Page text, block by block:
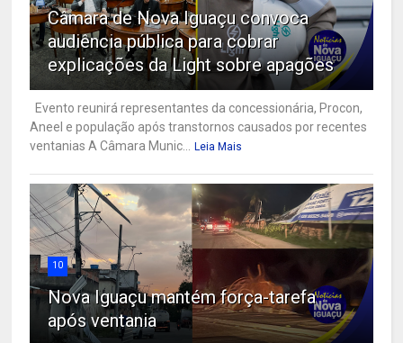
Câmara de Nova Iguaçu convoca
audiência pública para cobrar
explicações da Light sobre apagões
Evento reunirá representantes da concessionária, Procon,
Aneel e população após transtornos causados por recentes
ventanias A Câmara Munic...
Leia Mais
10
Nova Iguaçu mantém força-tarefa
após ventania